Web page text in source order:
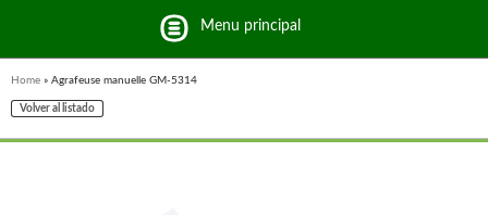
Menu principal
Home » Agrafeuse manuelle GM-5314
Volver al listado